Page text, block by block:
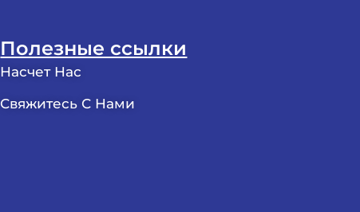
Полезные ссылки
Насчет Нас
Свяжитесь С Нами